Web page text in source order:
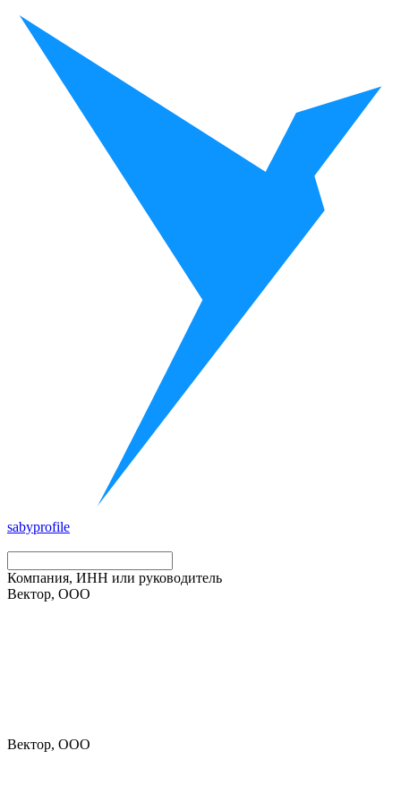
sabyprofile
Компания, ИНН или руководитель
Вектор, ООО
Вектор, ООО